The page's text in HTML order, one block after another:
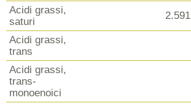
Acidi grassi,
saturi
2.591
Acidi grassi,
trans
Acidi grassi,
trans-
monoenoici